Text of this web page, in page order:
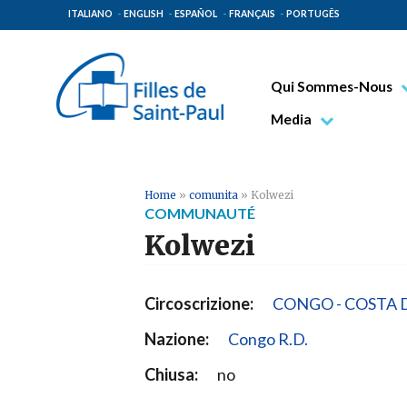
ITALIANO ENGLISH ESPAÑOL FRANÇAIS PORTUGÊS
Qui Sommes-Nous
Bienheureux Jacques
Famille Paulinienne
Media
Home » comunita» Kolwezi
COMMUNAUTÉ
Kolwezi
Circoscrizione:
CONGO - COSTA
Nazione:
Congo R.D.
Chiusa:
no